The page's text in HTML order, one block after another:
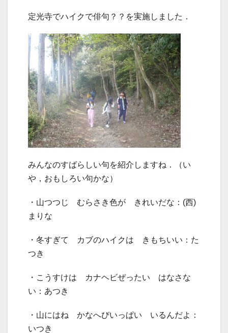
定光寺でハイクで俳句？？を実施しました．
みんなのすばらしい句を紹介しますね．（い
や，おもしろい句かな）
・山つつじ むらさき色が きれいだな：(西)
まりな
・冬すぎて カブのハイクは きもちいい：た
つき
・こうすけは カナヘビぜったい はなさな
い：あつき
・山にはね かなへびいっぱい いるんだよ：
いつき